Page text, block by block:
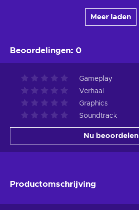
Meer laden
Beoordelingen: 0
Gameplay
Verhaal
Graphics
Soundtrack
Nu beoordelen
Productomschrijving